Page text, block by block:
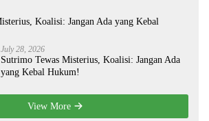
July 28, 2026
Sutrimo Tewas Misterius, Koalisi: Jangan Ada
yang Kebal Hukum!
View More